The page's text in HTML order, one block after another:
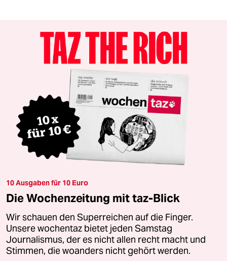
10 Ausgaben für 10 Euro
Die Wochenzeitung mit taz-Blick
Wir schauen den Superreichen auf die Finger.
Unsere wochentaz bietet jeden Samstag
Journalismus, der es nicht allen recht macht und
Stimmen, die woanders nicht gehört werden.